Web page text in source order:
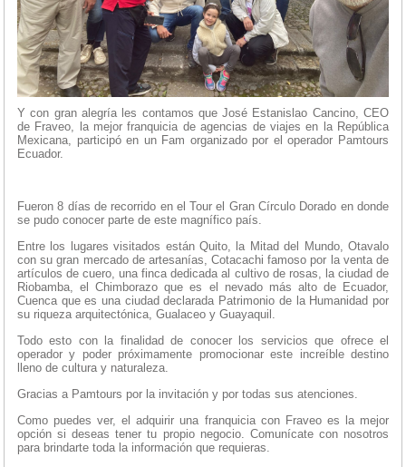
Y con gran alegría les contamos que José Estanislao Cancino, CEO
de Fraveo, la mejor franquicia de agencias de viajes en la República
Mexicana, participó en un Fam organizado por el operador Pamtours
Ecuador.
Fueron 8 días de recorrido en el Tour el Gran Círculo Dorado en donde
se pudo conocer parte de este magnífico país.
Entre los lugares visitados están Quito, la Mitad del Mundo, Otavalo
con su gran mercado de artesanías, Cotacachi famoso por la venta de
artículos de cuero, una finca dedicada al cultivo de rosas, la ciudad de
Riobamba, el Chimborazo que es el nevado más alto de Ecuador,
Cuenca que es una ciudad declarada Patrimonio de la Humanidad por
su riqueza arquitectónica, Gualaceo y Guayaquil.
Todo esto con la finalidad de conocer los servicios que ofrece el
operador y poder próximamente promocionar este increíble destino
lleno de cultura y naturaleza.
Gracias a Pamtours por la invitación y por todas sus atenciones.
Como puedes ver, el adquirir una franquicia con Fraveo es la mejor
opción si deseas tener tu propio negocio. Comunícate con nosotros
para brindarte toda la información que requieras.